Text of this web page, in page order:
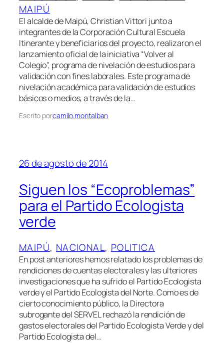
MAIPÚ
El alcalde de Maipú, Christian Vittori junto a
integrantes de la Corporación Cultural Escuela
Itinerante y beneficiarios del proyecto, realizaron el
lanzamiento oficial de la iniciativa “Volver al
Colegio”, programa de nivelación de estudios para
validación con fines laborales. Este programa de
nivelación académica para validación de estudios
básicos o medios, a través de la…
Escrito porcamilo.montalban
26 de agosto de 2014
Siguen los “Ecoproblemas”
para el Partido Ecologista
verde
MAIPÚ, NACIONAL, POLITICA
En post anteriores hemos relatado los problemas de
rendiciones de cuentas electorales y las ulteriores
investigaciones que ha sufrido el Partido Ecologista
verde y el Partido Ecologista del Norte. Como es de
cierto conocimiento público, la Directora
subrogante del SERVEL rechazó la rendición de
gastos electorales del Partido Ecologista Verde y del
Partido Ecologista del…